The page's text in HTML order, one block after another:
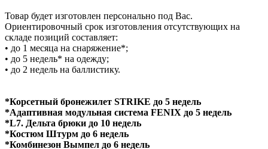
Товар будет изготовлен персонально под Вас.
Ориентировочный срок изготовления отсутствующих на
складе позиций составляет:
• до 1 месяца на снаряжение*;
• до 5 недель* на одежду;
• до 2 недель на баллистику.
*Корсетный бронежилет STRIKE до 5 недель
*Адаптивная модульная система FENIX до 5 недель
*L7. Дельта брюки до 10 недель
*Костюм Штурм до 6 недель
*Комбинезон Вымпел до 6 недель